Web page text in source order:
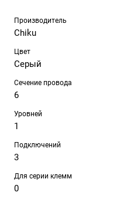
Производитель
Chiku
Цвет
Серый
Сечение провода
6
Уровней
1
Подключений
3
Для серии клемм
0